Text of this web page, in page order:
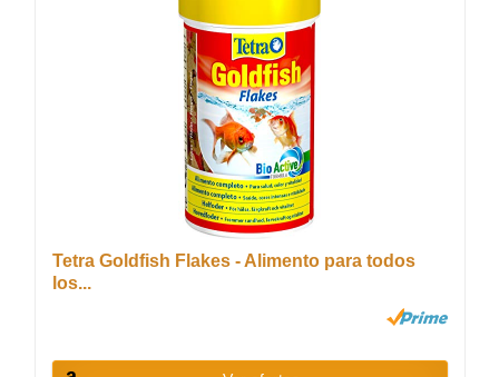
Tetra Goldfish Flakes - Alimento para todos
los...